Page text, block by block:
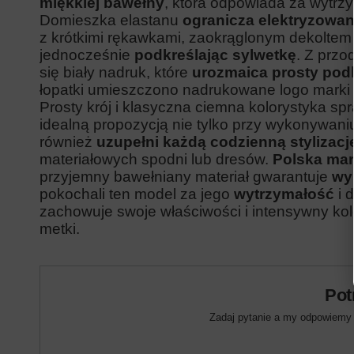
Domieszka elastanu ogranicza
z krótkimi rękawkami, zaokrąglonym
jednocześnie podkreślając sylwetkę. Z
się biały nadruk, które urozmaica prosty
łopatki umieszczono nadrukowane logo
Prosty krój i klasyczna ciemna kolorystyka
idealną propozycją nie tylko przy
również uzupełni każdą codzienną stylizację
materiałowych spodni lub dresów. Polska
przyjemny bawełniany materiał gwarantuje
pokochali ten model za jego wytrzymałość i
zachowuje swoje właściwości i intensywny
metki.
Zadaj pytanie a my